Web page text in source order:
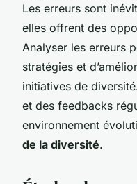
Les erreurs sont
elles offrent des
Analyser les erreurs
stratégies et
initiatives de
et des feedbacks
environnement
de la diversité.